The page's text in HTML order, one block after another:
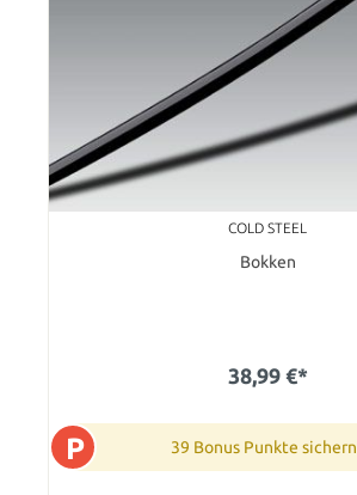
COLD STEEL
Bokken
38,99 €*
P 39 Bonus Punkte sichern